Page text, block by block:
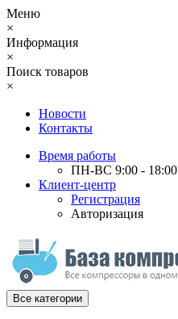
Меню
×
Информация
×
Поиск товаров
×
Новости
Контакты
Время работы
ПН-ВС 9:00 - 18:00
Клиент-центр
Регистрация
Авторизация
Все категории